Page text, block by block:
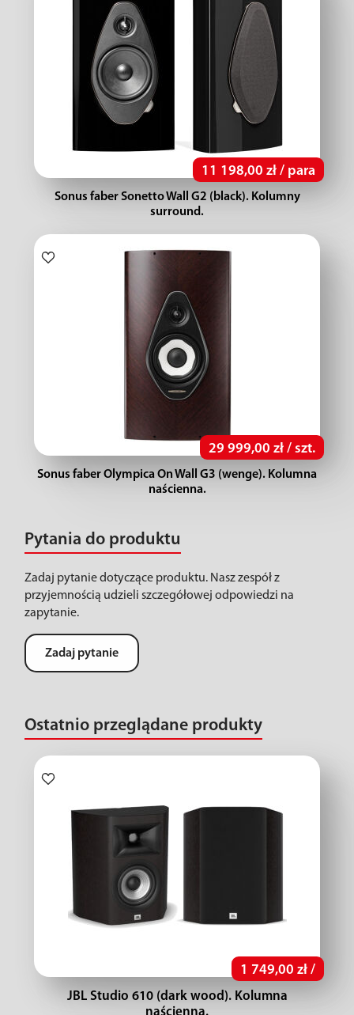
11 198,00 zł / para
Sonus faber Sonetto Wall G2 (black). Kolumny
surround.
29 999,00 zł / szt.
Sonus faber Olympica On Wall G3 (wenge). Kolumna
naścienna.
Pytania do produktu
Zadaj pytanie dotyczące produktu. Nasz zespół z
przyjemnością udzieli szczegółowej odpowiedzi na
zapytanie.
Zadaj pytanie
Ostatnio przeglądane produkty
1 749,00 zł /
JBL Studio 610 (dark wood). Kolumna
naścienna.